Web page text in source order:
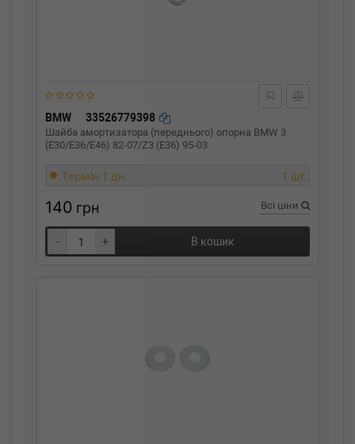
BMW 33526779398
Шайба амортизатора (переднього) опорна BMW 3
(E30/E36/E46) 82-07/Z3 (E36) 95-03
Термін 1 дн. 1 шт.
140 грн Всі ціни
- + В кошик